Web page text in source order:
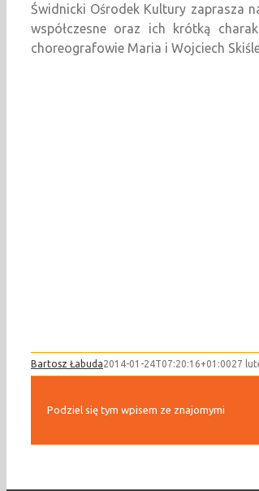
Świdnicki Ośrodek Kultury zaprasza
współczesne oraz ich krótką
choreografowie Maria i Wojciech
Bartosz Łabuda2014-01-24T07:20:16+01:0027
Podziel się tym wpisem ze znajomymi